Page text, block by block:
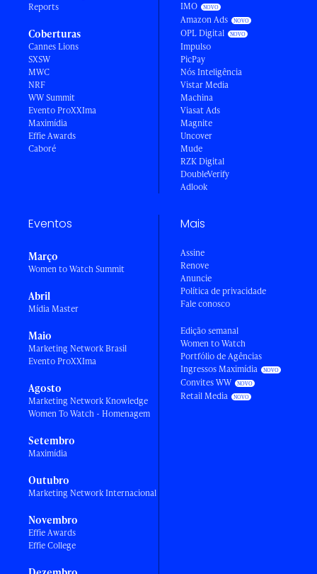
Reports
Coberturas
Cannes Lions
SXSW
MWC
NRF
WW Summit
Evento ProXXIma
Maximídia
Effie Awards
Caboré
IMO
Amazon Ads
OPL Digital
Impulso
PicPay
Nós Inteligência
Vistar Media
Machina
Viasat Ads
Magnite
Uncover
Mude
RZK Digital
DoubleVerify
Adlook
Eventos
Março
Women to Watch Summit
Abril
Mídia Master
Maio
Marketing Network Brasil
Evento ProXXIma
Agosto
Marketing Network Knowledge
Women To Watch - Homenagem
Setembro
Maximídia
Outubro
Marketing Network Internacional
Novembro
Effie Awards
Effie College
Mais
Assine
Renove
Anuncie
Política de privacidade
Fale conosco
Edição semanal
Women to Watch
Portfólio de Agências
Ingressos Maximídia
Convites WW
Retail Media